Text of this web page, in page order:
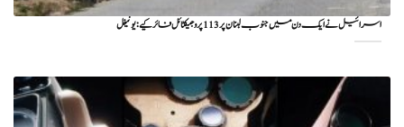
اسرائیل نے ایک دن میں جنوب لبنان پر 113 پروجیکٹائل فائر کیے: یونیفل